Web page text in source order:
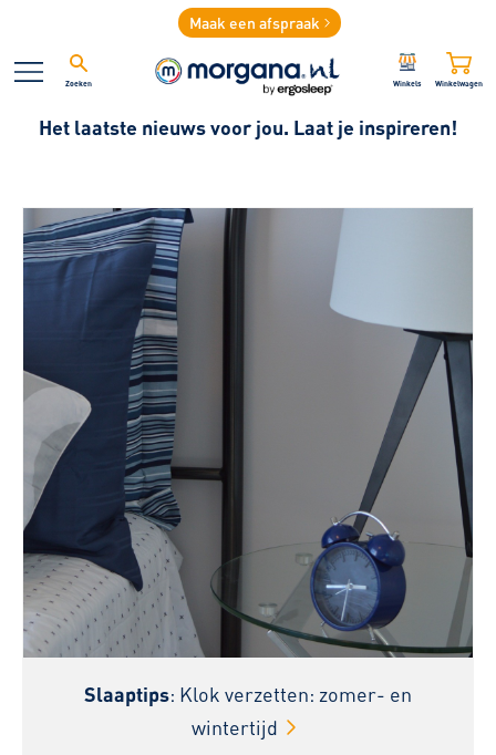
Maak een afspraak
Zoeken Winkels Winkelwagen
Het laatste nieuws voor jou. Laat je inspireren!
Slaaptips: Klok verzetten: zomer- en
wintertijd